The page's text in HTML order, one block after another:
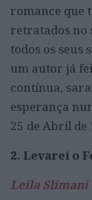
romance que
retratados no
todos os seus
um autor já
contínua,
esperança
25 de Abril de
2. Levarei o
Leila Slimani